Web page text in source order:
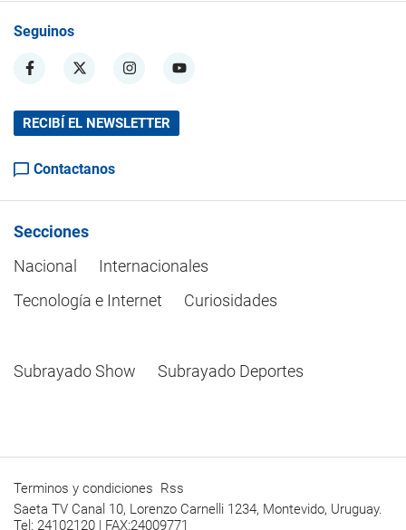
Seguinos
RECIBÍ EL NEWSLETTER
Contactanos
Secciones
Nacional
Internacionales
Tecnología e Internet
Curiosidades
Subrayado Show Subrayado Deportes
Terminos y condiciones Rss
Saeta TV Canal 10, Lorenzo Carnelli 1234, Montevido, Uruguay.
Tel: 24102120 | FAX:24009771